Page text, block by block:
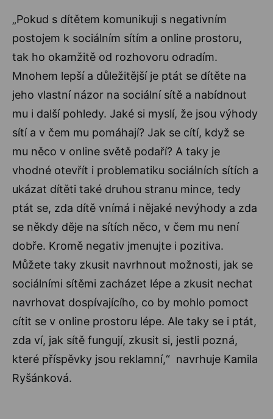
„Pokud s dítětem komunikuji s negativním
postojem k sociálním sítím a online prostoru,
tak ho okamžitě od rozhovoru odradím.
Mnohem lepší a důležitější je ptát se dítěte na
jeho vlastní názor na sociální sítě a nabídnout
mu i další pohledy. Jaké si myslí, že jsou výhody
sítí a v čem mu pomáhají? Jak se cítí, když se
mu něco v online světě podaří? A taky je
vhodné otevřít i problematiku sociálních sítích a
ukázat dítěti také druhou stranu mince, tedy
ptát se, zda dítě vnímá i nějaké nevýhody a zda
se někdy děje na sítích něco, v čem mu není
dobře. Kromě negativ jmenujte i pozitiva.
Můžete taky zkusit navrhnout možnosti, jak se
sociálními sítěmi zacházet lépe a zkusit nechat
navrhovat dospívajícího, co by mohlo pomoct
cítit se v online prostoru lépe. Ale taky se i ptát,
zda ví, jak sítě fungují, zkusit si, jestli pozná,
které příspěvky jsou reklamní,“ navrhuje Kamila
Ryšánková.